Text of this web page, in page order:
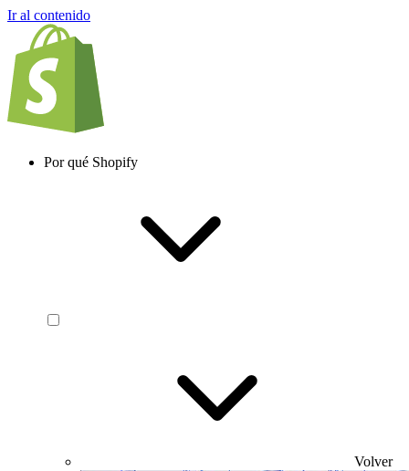
Ir al contenido
Por qué Shopify
Volver